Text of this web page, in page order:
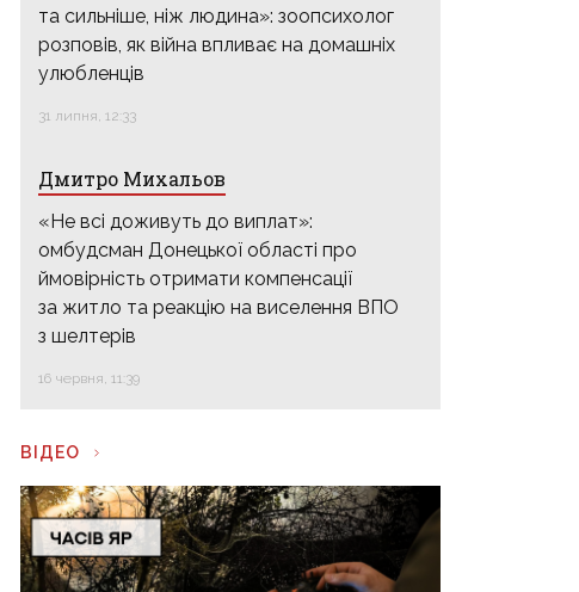
та сильніше, ніж людина»: зоопсихолог
розповів, як війна впливає на домашніх
улюбленців
31 липня, 12:33
Дмитро Михальов
«Не всі доживуть до виплат»:
омбудсман Донецької області про
ймовірність отримати компенсації
за житло та реакцію на виселення ВПО
з шелтерів
16 червня, 11:39
ВІДЕО